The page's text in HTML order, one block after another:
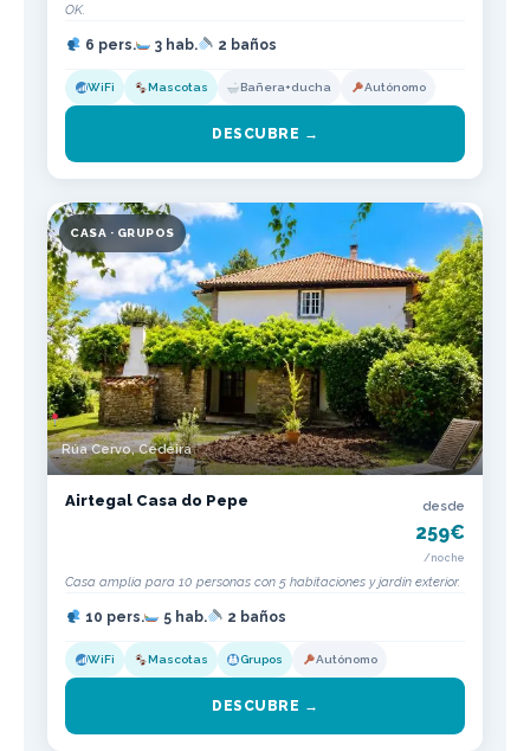
OK.
6 pers. 3 hab. 2 baños
WiFi Mascotas Bañera+ducha Autónomo
DESCUBRE →
CASA · GRUPOS
Rúa Cervo, Cedeira
Airtegal Casa do Pepe desde
259€
/noche
Casa amplia para 10 personas con 5 habitaciones y jardín exterior.
10 pers. 5 hab. 2 baños
WiFi Mascotas Grupos Autónomo
DESCUBRE →